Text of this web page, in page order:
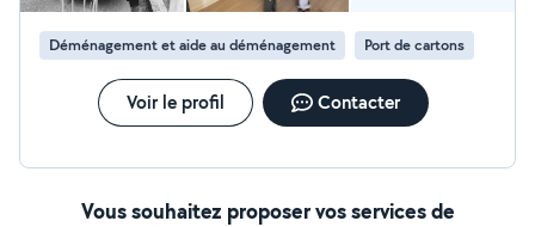
Déménagement et aide au déménagement Port de cartons
Voir le profil Contacter
Vous souhaitez proposer vos services de